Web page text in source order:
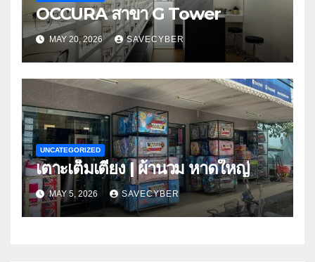
OCCURA สาขา G Tower
MAY 20, 2026 SAVECYBER
UNCATEGORIZED
เตาะเต็มเตียง | ผ้านวม หาดใหญ่
MAY 5, 2026 SAVECYBER